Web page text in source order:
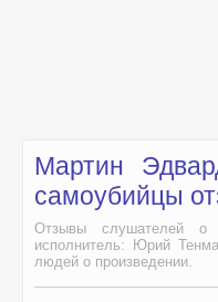
Мартин
самоубийцы
Отзывы слушателей о
исполнитель: Юрий
людей о произведении.